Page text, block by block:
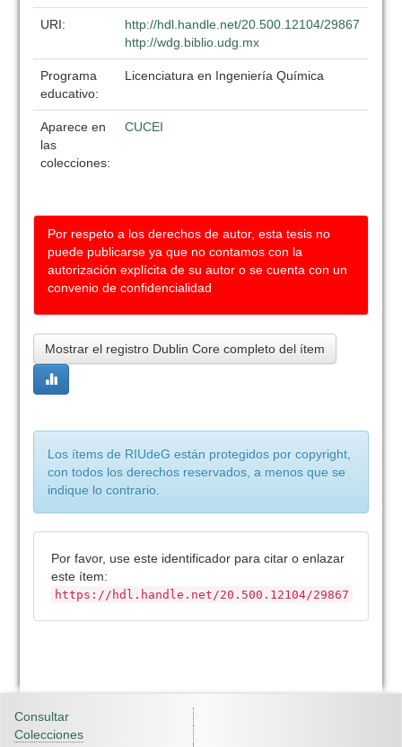
URI:
http://hdl.handle.net/20.500.12104/29867
http://wdg.biblio.udg.mx
Programa
educativo:
Licenciatura en Ingeniería Química
Aparece en
las
colecciones:
CUCEI
Por respeto a los derechos de autor, esta tesis no
puede publicarse ya que no contamos con la
autorización explícita de su autor o se cuenta con un
convenio de confidencialidad
Mostrar el registro Dublin Core completo del ítem
Los ítems de RIUdeG están protegidos por copyright,
con todos los derechos reservados, a menos que se
indique lo contrario.
Por favor, use este identificador para citar o enlazar
este ítem:
https://hdl.handle.net/20.500.12104/29867
Consultar
Colecciones